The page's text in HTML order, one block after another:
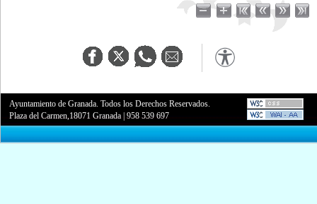
Ayuntamiento de Granada. Todos los Derechos Reservados.
Plaza del Carmen,18071 Granada |958 539 697